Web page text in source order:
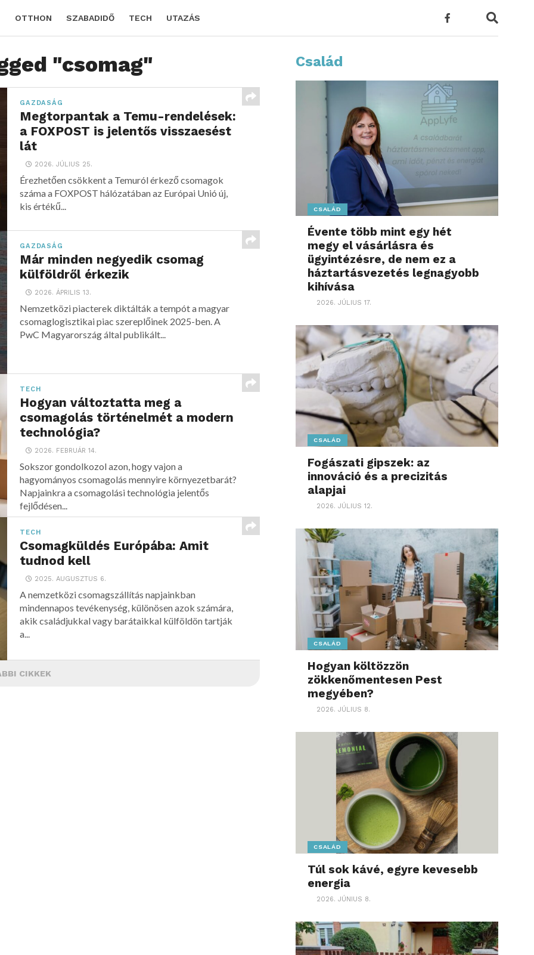
OTTHON SZABADIDŐ TECH UTAZÁS
"csomag"
GAZDASÁG
Megtorpantak a Temu-rendelések:
a FOXPOST is jelentős visszaesést
lát
2026. JÚLIUS 25.
Érezhetően csökkent a Temuról érkező csomagok
száma a FOXPOST hálózatában az Európai Unió új,
kis értékű...
GAZDASÁG
Már minden negyedik csomag
külföldről érkezik
2026. ÁPRILIS 13.
Nemzetközi piacterek diktálták a tempót a magyar
csomaglogisztikai piac szereplőinek 2025-ben. A
PwC Magyarország által publikált...
TECH
Hogyan változtatta meg a
csomagolás történelmét a modern
technológia?
2026. FEBRUÁR 14.
Sokszor gondolkozol azon, hogy vajon a
hagyományos csomagolás mennyire környezetbarát?
Napjainkra a csomagolási technológia jelentős
fejlődésen...
TECH
Csomagküldés Európába: Amit
tudnod kell
2025. AUGUSZTUS 6.
A nemzetközi csomagszállítás napjainkban
mindennapos tevékenység, különösen azok számára,
akik családjukkal vagy barátaikkal külföldön tartják
a...
CIKKEK
Család
CSALÁD
Évente több mint egy hét
megy el vásárlásra és
ügyintézésre, de nem ez a
háztartásvezetés legnagyobb
kihívása
2026. JÚLIUS 17.
CSALÁD
Fogászati gipszek: az
innováció és a precizitás
alapjai
2026. JÚLIUS 12.
CSALÁD
Hogyan költözzön
zökkenőmentesen Pest
megyében?
2026. JÚLIUS 8.
CSALÁD
Túl sok kávé, egyre kevesebb
energia
2026. JÚNIUS 8.